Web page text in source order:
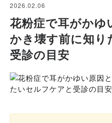
2026.02.06
花粉症で耳がかゆ
かき壊す前に知り
受診の目安